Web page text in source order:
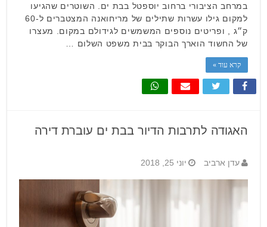
במרחב הציבורי ברחוב יוספטל בבת ים. השוטרים שהגיעו
למקום גילו עשרות שתילים של מריחואנה המצטברים ל-60
ק״ג , ופריטים נוספים המשמשים לגידולם במקום. מעצרו
של החשוד הוארך הבוקר בבית משפט השלום …
קרא עוד »
האגודה לתרבות הדיור בבת ים עוברת דירה
עדן ארביב יוני 25, 2018